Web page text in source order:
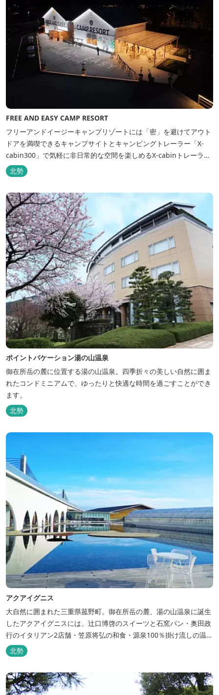
FREE AND EASY CAMP RESORT
フリーアンドイージーキャンプリゾートには「密」を避けてアウト
ドアを満喫できるキャンプサイトとキャンピングトレーラー「X-
cabin300」で気軽に非日常的な空間を楽しめるX-cabinトレーラー
サイト、日帰り手ぶらBBQやドッグラン・ドッグサロン、貸切サウ
ナ施設などを完備、キャンプしながら併設している片岡温泉「アク
アイグニス」の入浴利用もできるキャンプリゾートです。
北勢
ポイントバケーション湯の山温泉
御在所岳の麓に位置する湯の山温泉。四季折々の美しい自然に囲ま
れたコンドミニアムで、ゆったりと快適な時間を過ごすことができ
ます。
北勢
アクアイグニス
大自然に囲まれた三重県菰野町。御在所岳の麓、湯の山温泉に誕生
したアクアイグニスには、辻󠄀口博啓のスイーツと石窯パン・奥田政
行のイタリアン2店舗・笠原将弘の和食・源泉100％掛け流しの温
泉・宿泊棟・離れ宿・苺ハウス・ギャラリーなど、様々な『癒し』
と『食』が集結しております。 【『癒し』の追求 】 ◆源泉100%
の...
北勢